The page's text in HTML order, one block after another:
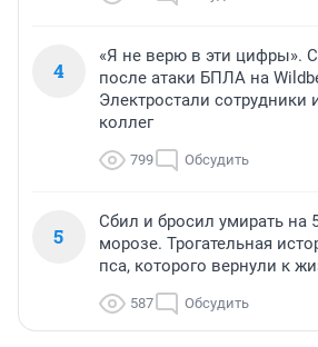
4
«Я не верю в эти цифры».
после атаки БПЛА на
Электростали
коллег
799 Обсудить
5
Сбил и бросил умирать на
морозе. Трогательная
пса, которого вернули к
587 Обсудить